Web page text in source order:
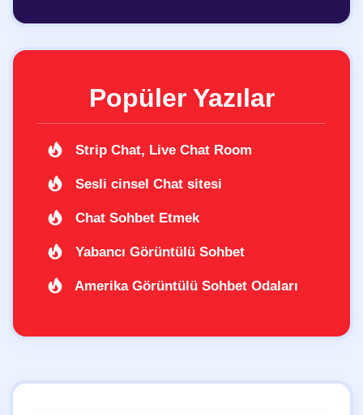
Popüler Yazılar
Strip Chat, Live Chat Room
Sesli cinsel Chat sitesi
Chat Sohbet Etmek
Yabancı Görüntülü Sohbet
Amerika Görüntülü Sohbet Odaları